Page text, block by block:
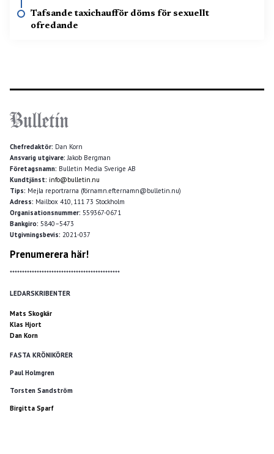
Tafsande taxichaufför döms för sexuellt
ofredande
Chefredaktör: Dan Korn
Ansvarig utgivare:Jakob Bergman
Företagsnamn: Bulletin Media Sverige AB
Kundtjänst: info@bulletin.nu
Tips: Mejla reportrarna (förnamn.efternamn@bulletin.nu)
Adress: Mailbox 410, 111 73 Stockholm
Organisationsnummer: 559367-0671
Bankgiro: 5840–5473
Utgivningsbevis: 2021-037
Prenumerera här!
*********************************************
LEDARSKRIBENTER
Mats Skogkär
Klas Hjort
Dan Korn
FASTA KRÖNIKÖRER
Paul Holmgren
Torsten Sandström
Birgitta Sparf